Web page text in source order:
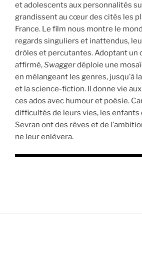
et adolescents aux personnalités
grandissent au cœur des cités les
France. Le film nous montre le
regards singuliers et inattendus,
drôles et percutantes. Adoptant un
affirmé,Swaggerdéploie une
en mélangeant les genres, jusqu’à
et la science-fiction. Il donne vie
ces ados avec humour et poésie.
difficultés de leurs vies, les enfants
Sevran ont des rêves et de
ne leur enlèvera.